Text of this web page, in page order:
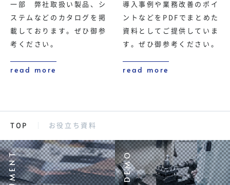
一部 弊社取扱い製品、シ
ステムなどのカタログを掲
載しております。ぜひ御参
考ください。
read more
導入事例や業務改善のポイ
ントなどをPDFでまとめた
資料としてご提供していま
す。ぜひ御参考ください。
read more
TOP お役立ち資料